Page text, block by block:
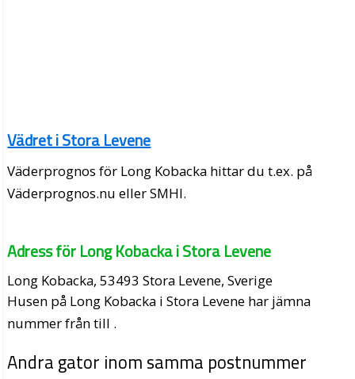
Vädret i Stora Levene
Väderprognos för Long Kobacka hittar du t.ex. på
Väderprognos.nu eller SMHI.
Adress för Long Kobacka i Stora Levene
Long Kobacka, 53493 Stora Levene, Sverige
Husen på Long Kobacka i Stora Levene har jämna
nummer från till .
Andra gator inom samma postnummer